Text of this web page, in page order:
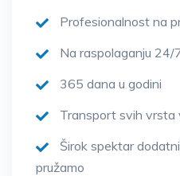
Profesionalnost na
Na raspolaganju 24/
365 dana u godini
Transport svih vrsta
Širok spektar
pružamo